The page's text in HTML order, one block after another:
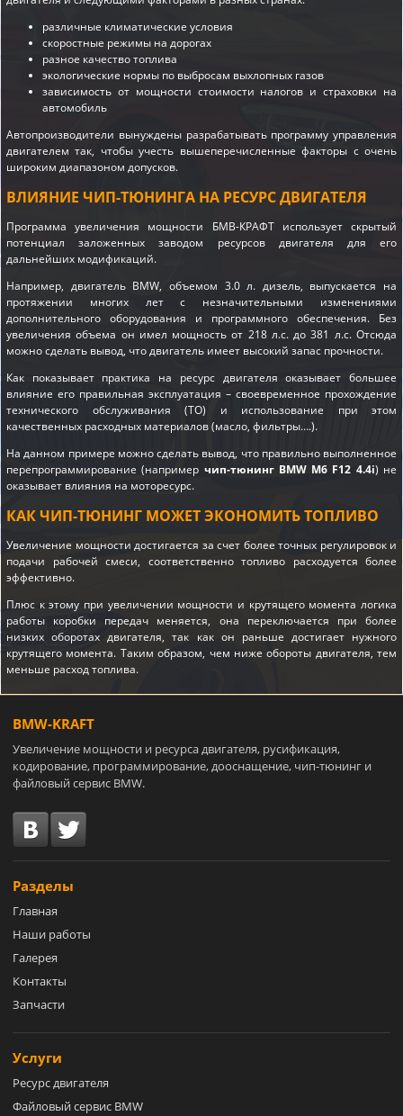
различные климатические условия
скоростные режимы на дорогах
разное качество топлива
экологические нормы по выбросам выхлопных газов
зависимость от мощности стоимости налогов и страховки на
автомобиль
Автопроизводители вынуждены разрабатывать программу управления
двигателем так, чтобы учесть вышеперечисленные факторы с очень
широким диапазоном допусков.
ВЛИЯНИЕ ЧИП-ТЮНИНГА НА РЕСУРС ДВИГАТЕЛЯ
Программа увеличения мощности БМВ-КРАФТ использует скрытый
потенциал заложенных заводом ресурсов двигателя для его
дальнейших модификаций.
Например, двигатель BMW, объемом 3.0 л. дизель, выпускается на
протяжении многих лет с незначительными изменениями
дополнительного оборудования и программного обеспечения. Без
увеличения объема он имел мощность от 218 л.с. до 381 л.с. Отсюда
можно сделать вывод, что двигатель имеет высокий запас прочности.
Как показывает практика на ресурс двигателя оказывает большее
влияние его правильная эксплуатация – своевременное прохождение
технического обслуживания (ТО) и использование при этом
качественных расходных материалов (масло, фильтры….).
На данном примере можно сделать вывод, что правильно выполненное
перепрограммирование (например чип-тюнинг BMW M6 F12 4.4i) не
оказывает влияния на моторесурс.
КАК ЧИП-ТЮНИНГ МОЖЕТ ЭКОНОМИТЬ ТОПЛИВО
Увеличение мощности достигается за счет более точных регулировок и
подачи рабочей смеси, соответственно топливо расходуется более
эффективно.
Плюс к этому при увеличении мощности и крутящего момента логика
работы коробки передач меняется, она переключается при более
низких оборотах двигателя, так как он раньше достигает нужного
крутящего момента. Таким образом, чем ниже обороты двигателя, тем
меньше расход топлива.
BMW-KRAFT
Увеличение мощности и ресурса двигателя, русификация,
кодирование, программирование, дооснащение, чип-тюнинг и
файловый сервис BMW.
Разделы
Главная
Наши работы
Галерея
Контакты
Запчасти
Услуги
Ресурс двигателя
Файловый сервис BMW